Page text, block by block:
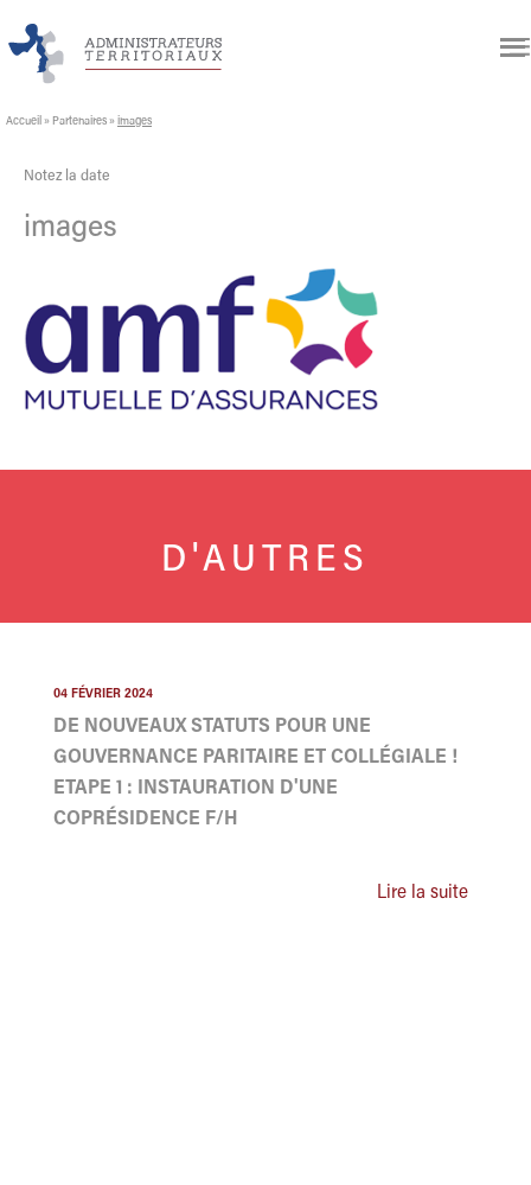
Accueil » Partenaires » images
Notez la date
images
D'AUTRES
04 FÉVRIER 2024
DE NOUVEAUX STATUTS POUR UNE
GOUVERNANCE PARITAIRE ET COLLÉGIALE !
ETAPE 1 : INSTAURATION D'UNE
COPRÉSIDENCE F/H
Lire la suite